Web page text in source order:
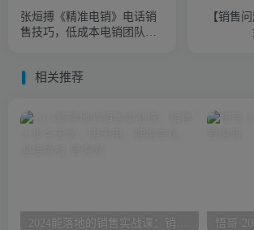
张烜搏《精准电销》电话销
售技巧，低成本电销团队养
【销售
相关推荐
悟哥